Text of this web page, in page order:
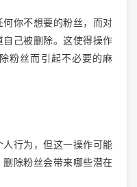
你不想要的粉丝，而对
己被删除。这使得操作
粉丝而引起不必要的麻
行为，但这一操作可能
除粉丝会带来哪些潜在